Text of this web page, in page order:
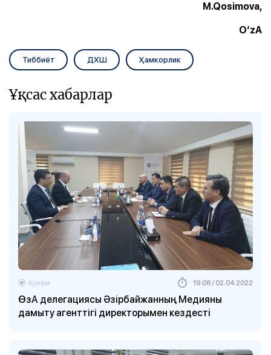
M.Qosimova,
O‘zA
Тиббиёт ДХШ Ҳамкорлик
Ұқсас хабарлар
ӨзА делегациясы Әзірбайжанның Медияны
дамыту агенттігі директорымен кездесті
Қоғам 19:08 / 02.04.2022